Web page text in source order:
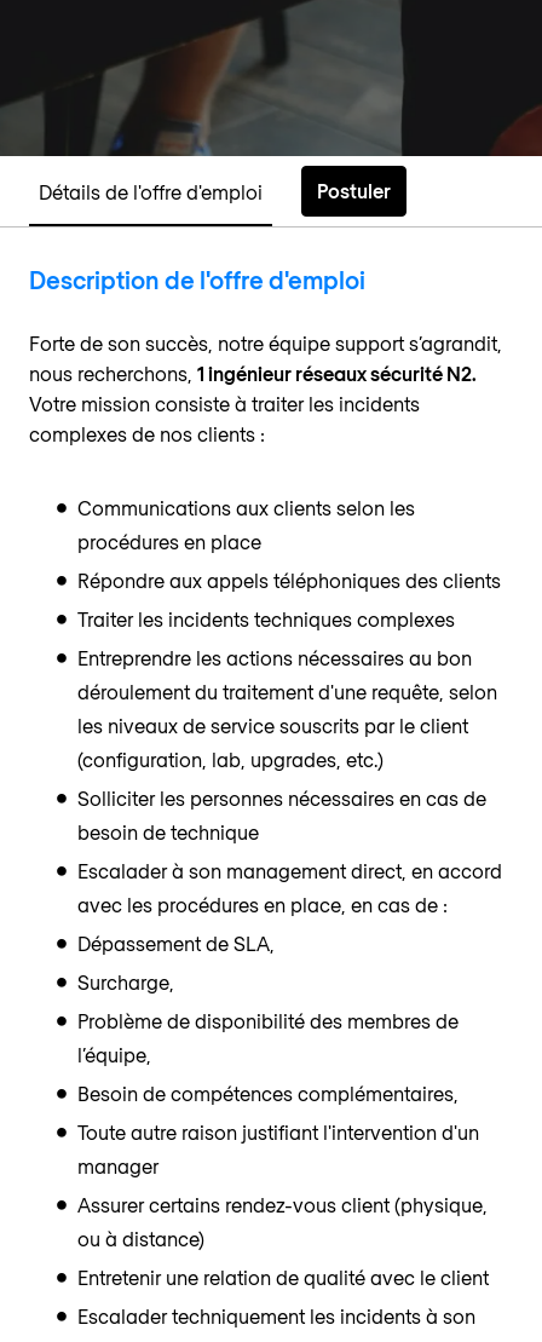
Détails de l'offre d'emploi Postuler
Description de l'offre d'emploi
Forte de son succès, notre équipe support s’agrandit,
nous recherchons, 1 ingénieur réseaux sécurité N2.
Votre mission consiste à traiter les incidents
complexes de nos clients :
Communications aux clients selon les
procédures en place
Répondre aux appels téléphoniques des clients
Traiter les incidents techniques complexes
Entreprendre les actions nécessaires au bon
déroulement du traitement d'une requête, selon
les niveaux de service souscrits par le client
(configuration, lab, upgrades, etc.)
Solliciter les personnes nécessaires en cas de
besoin de technique
Escalader à son management direct, en accord
avec les procédures en place, en cas de :
Dépassement de SLA,
Surcharge,
Problème de disponibilité des membres de
l’équipe,
Besoin de compétences complémentaires,
Toute autre raison justifiant l'intervention d'un
manager
Assurer certains rendez-vous client (physique,
ou à distance)
Entretenir une relation de qualité avec le client
Escalader techniquement les incidents à son